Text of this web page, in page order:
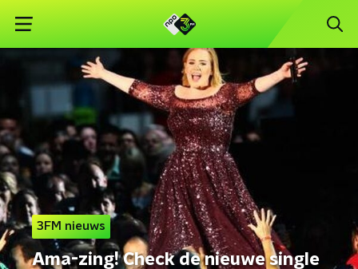
3FM nieuws
Ama-zing! Check de nieuwe single